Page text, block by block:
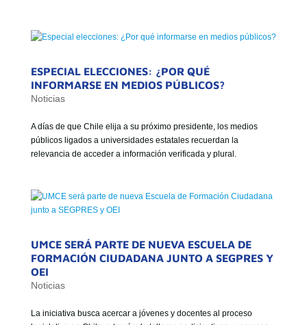
ESPECIAL ELECCIONES: ¿POR QUÉ
INFORMARSE EN MEDIOS PÚBLICOS?
Noticias
A días de que Chile elija a su próximo presidente, los medios
públicos ligados a universidades estatales recuerdan la
relevancia de acceder a información verificada y plural.
UMCE SERÁ PARTE DE NUEVA ESCUELA DE
FORMACIÓN CIUDADANA JUNTO A SEGPRES Y
OEI
Noticias
La iniciativa busca acercar a jóvenes y docentes al proceso